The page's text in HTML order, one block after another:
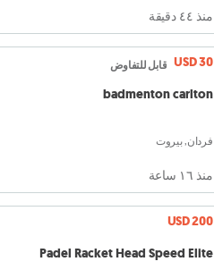
منذ ٤٤ دقيقة
USD 30 قابل للتفاوض
badmenton carlton
فردان, بيروت
منذ ١٦ ساعة
USD 200
Padel Racket Head Speed Elite